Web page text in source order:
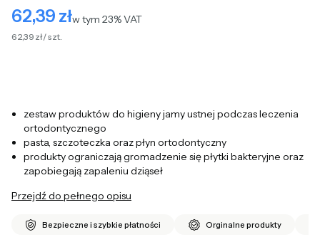
Cena
62,39 złw tym 23% VAT
w tym 23%VAT
62,39 zł / szt.
zestaw produktów do higieny jamy ustnej podczas leczenia
ortodontycznego
pasta, szczoteczka oraz płyn ortodontyczny
produkty ograniczają gromadzenie się płytki bakteryjne oraz
zapobiegają zapaleniu dziąseł
Przejdź do pełnego opisu
Bezpieczne i szybkie płatności Orginalne produkty